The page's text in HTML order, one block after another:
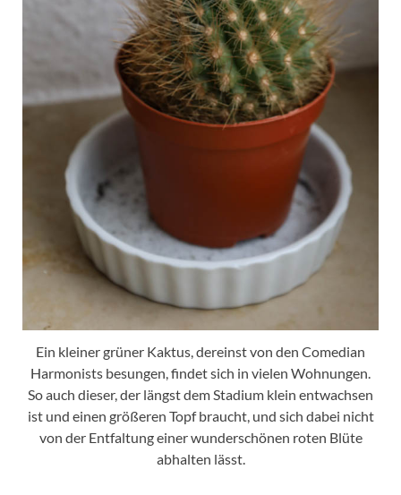
Ein kleiner grüner Kaktus, dereinst von den Comedian
Harmonists besungen, findet sich in vielen Wohnungen.
So auch dieser, der längst dem Stadium klein entwachsen
ist und einen größeren Topf braucht, und sich dabei nicht
von der Entfaltung einer wunderschönen roten Blüte
abhalten lässt.